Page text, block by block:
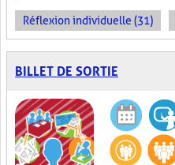
Réflexion individuelle (31)
BILLET DE SORTIE